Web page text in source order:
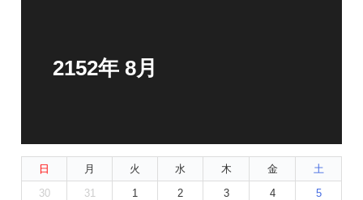
2152年 8月
日 月 火 水 木 金
土
30
31 1 2 3 4
5